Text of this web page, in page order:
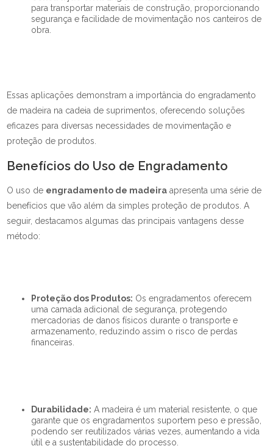
para transportar materiais de construção, proporcionando
segurança e facilidade de movimentação nos canteiros de
obra.
Essas aplicações demonstram a importância do engradamento
de madeira na cadeia de suprimentos, oferecendo soluções
eficazes para diversas necessidades de movimentação e
proteção de produtos.
Benefícios do Uso de Engradamento
O uso de engradamento de madeira apresenta uma série de
benefícios que vão além da simples proteção de produtos. A
seguir, destacamos algumas das principais vantagens desse
método:
Proteção dos Produtos: Os engradamentos oferecem
uma camada adicional de segurança, protegendo
mercadorias de danos físicos durante o transporte e
armazenamento, reduzindo assim o risco de perdas
financeiras.
Durabilidade: A madeira é um material resistente, o que
garante que os engradamentos suportem peso e pressão,
podendo ser reutilizados várias vezes, aumentando a vida
útil e a sustentabilidade do processo.